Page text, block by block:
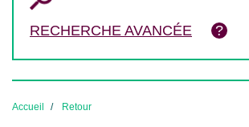
RECHERCHE AVANCÉE
Accueil Retour